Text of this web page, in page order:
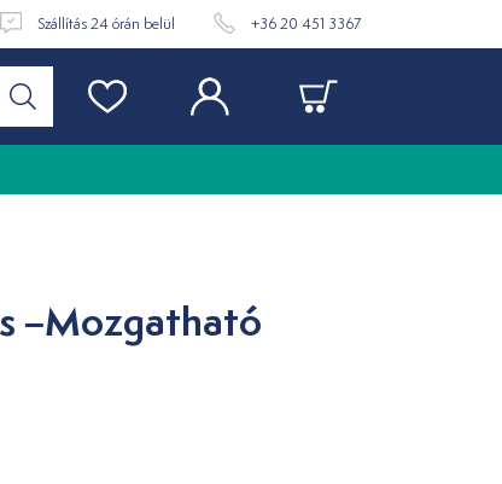
Szállítás 24 órán belül +36 20 451 3367
–Mozgatható